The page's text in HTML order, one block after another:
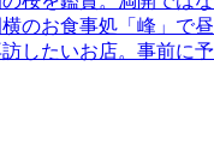
のお食事処「峰」で昼
したいお店。事前に予